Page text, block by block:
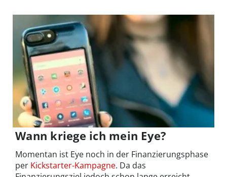
Wann kriege ich mein Eye?
Momentan ist Eye noch in der Finanzierungsphase
per Kickstarter-Kampagne. Da das